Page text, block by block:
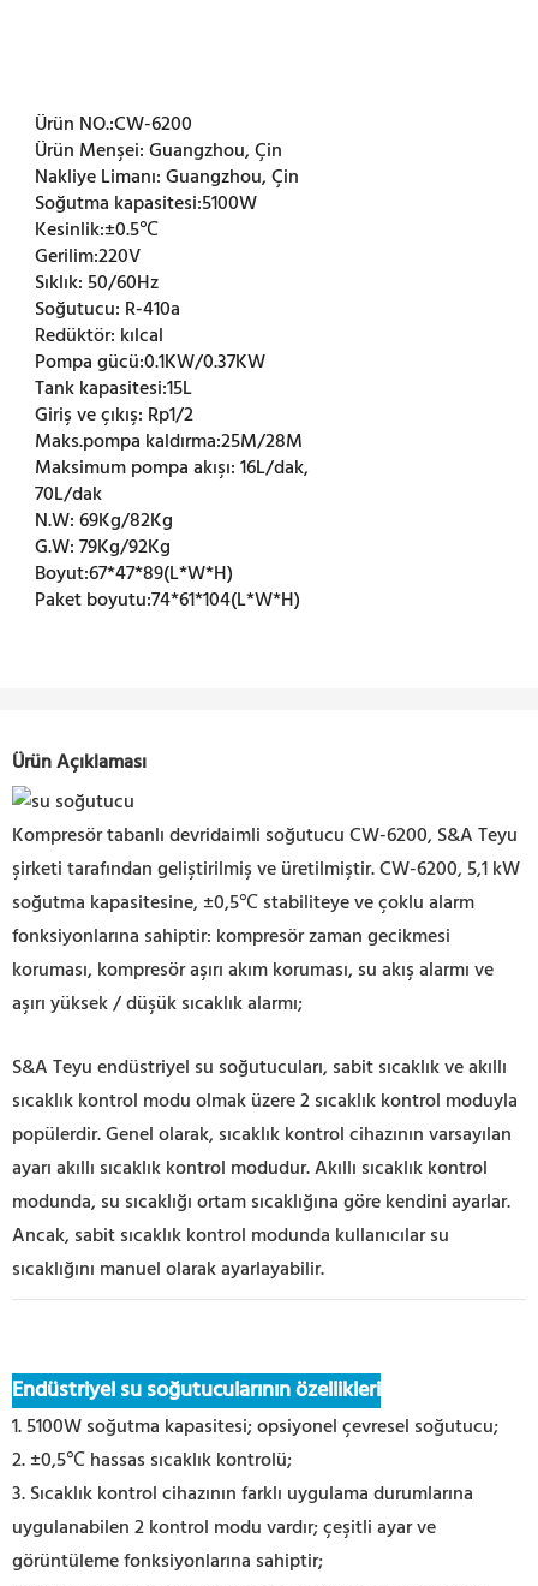
Ürün NO.:CW-6200
Ürün Menşei:Guangzhou, Çin
Nakliye Limanı:Guangzhou, Çin
Soğutma kapasitesi:5100W
Kesinlik:±0.5℃
Gerilim:220V
Sıklık:50/60Hz
Soğutucu: R-410a
Redüktör: kılcal
Pompa gücü:0.1KW/0.37KW
Tank kapasitesi:15L
Giriş ve çıkış: Rp1/2
Maks.pompa kaldırma:25M/28M
Maksimum pompa akışı:16L/dak,
70L/dak
N.W:69Kg/82Kg
G.W:79Kg/92Kg
Boyut:67*47*89(L*W*H)
Paket boyutu:74*61*104(L*W*H)
Ürün Açıklaması
Kompresör tabanlı devridaimli soğutucu CW-6200, S&A Teyu
şirketi tarafından geliştirilmiş ve üretilmiştir. CW-6200, 5,1 kW
soğutma kapasitesine, ±0,5℃ stabiliteye ve çoklu alarm
fonksiyonlarına sahiptir: kompresör zaman gecikmesi
koruması, kompresör aşırı akım koruması, su akış alarmı ve
aşırı yüksek / düşük sıcaklık alarmı;
S&A Teyu endüstriyel su soğutucuları, sabit sıcaklık ve akıllı
sıcaklık kontrol modu olmak üzere 2 sıcaklık kontrol moduyla
popülerdir. Genel olarak, sıcaklık kontrol cihazının varsayılan
ayarı akıllı sıcaklık kontrol modudur. Akıllı sıcaklık kontrol
modunda, su sıcaklığı ortam sıcaklığına göre kendini ayarlar.
Ancak, sabit sıcaklık kontrol modunda kullanıcılar su
sıcaklığını manuel olarak ayarlayabilir.
Endüstriyel su soğutucularının özellikleri
1. 5100W soğutma kapasitesi; opsiyonel çevresel soğutucu;
2. ±0,5℃ hassas sıcaklık kontrolü;
3. Sıcaklık kontrol cihazının farklı uygulama durumlarına
uygulanabilen 2 kontrol modu vardır; çeşitli ayar ve
görüntüleme fonksiyonlarına sahiptir;